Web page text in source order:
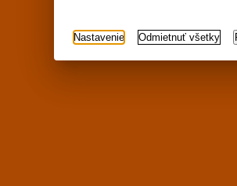
Nastavenie Odmietnuť všetky